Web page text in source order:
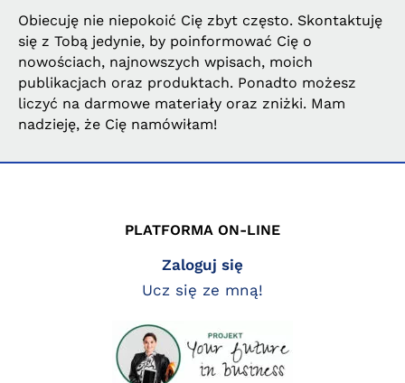
Obiecuję nie niepokoić Cię zbyt często. Skontaktuję
się z Tobą jedynie, by poinformować Cię o
nowościach, najnowszych wpisach, moich
publikacjach oraz produktach. Ponadto możesz
liczyć na darmowe materiały oraz zniżki. Mam
nadzieję, że Cię namówiłam!
PLATFORMA ON-LINE
Zaloguj się
Ucz się ze mną!